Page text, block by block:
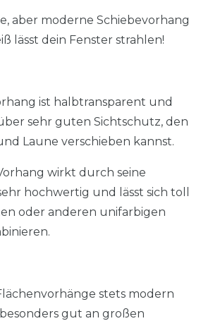
aber moderne Schiebevorhang
lässt dein Fenster strahlen!
ist halbtransparent und
sehr guten Sichtschutz, den
Laune verschieben kannst.
wirkt durch seine
hochwertig und lässt sich toll
oder anderen unifarbigen
stets modern
gut an großen